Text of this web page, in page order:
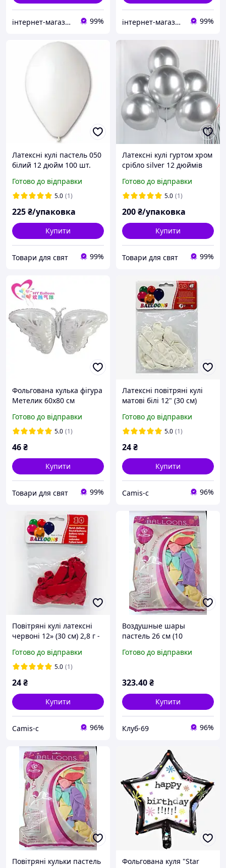
інтернет-магазин Теремок 99% інтернет-магазин Теремок 99%
Латексні кулі пастель 050
білий 12 дюйм 100 шт.
Готово до відправки
5.0 (1)
225₴/упаковка
Купити
Товари для свят 99%
Латексні кулі гуртом хром
срібло silver 12 дюймів
Готово до відправки
5.0 (1)
200₴/упаковка
Купити
Товари для свят 99%
Фольгована кулька фігура
Метелик 60х80 см
Готово до відправки
5.0 (1)
46₴
Купити
Товари для свят 99%
Латексні повітряні кулі
матові білі 12" (30 см)
днів народжень,
фотосесій, декору,
Готово до відправки
5.0 (1)
24₴
Купити
Camis-c 96%
Повітряні кулі латексні
червоні 12» (30 см) 2,8 г -
днів народжень, весіль,
вечірок, оформлення,
Готово до відправки
5.0 (1)
24₴
Купити
Camis-c 96%
Воздушные шары
пастель 26 см (10
набор 100 шт
фотозоны KLB
Готово до відправки
323.40₴
Купити
Клуб-69 96%
Повітряні кульки пастель
Фольгована куля "Star